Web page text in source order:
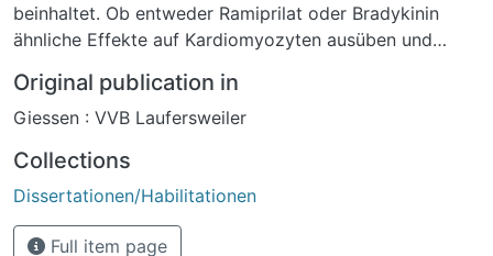
beinhaltet. Ob entweder Ramiprilat oder Bradykinin
ähnliche Effekte auf Kardiomyozyten ausüben und
unbekannt. In der vorliegenden Arbeit stellten wir die
Hypothese auf, dass ein Teil der kardioprotektiven
Signalvermittlung zurückgeführt werden
können.Methoden: Isolierte adulte ventrikuläre
Kardiomyozyten der Ratte (Wistar-Ratte) wur-den
herangezogen, um die basale ACE-Expression mittels
Original publication in
Giessen : VVB Laufersweiler
Collections
Dissertationen/Habilitationen
Full item page